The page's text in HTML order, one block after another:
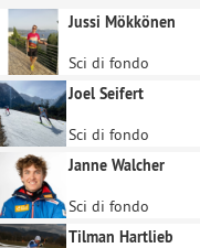
Jussi Mökkönen
Sci di fondo
Joel Seifert
Sci di fondo
Janne Walcher
Sci di fondo
Tilman Hartlieb